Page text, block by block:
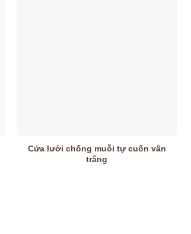
Cửa lưới chống muỗi tự cuốn vân
trắng